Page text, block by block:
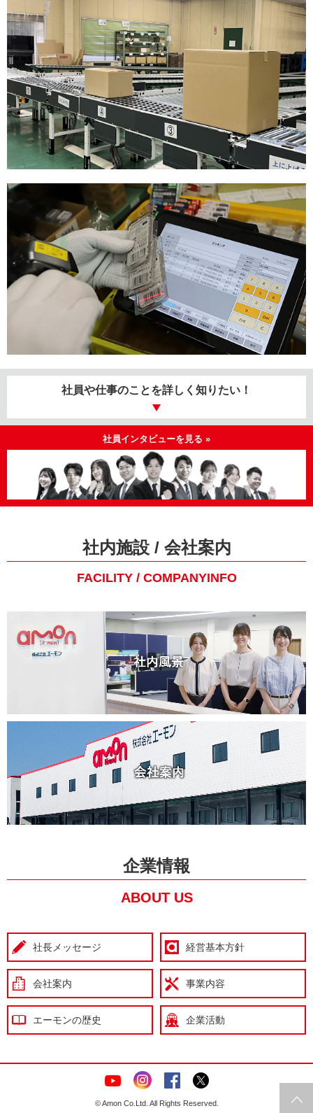
社員や仕事のことを詳しく知りたい！
社員インタビューを見る »
社内施設 / 会社案内
FACILITY / COMPANYINFO
企業情報
ABOUT US
社長メッセージ 経営基本方針
会社案内 事業内容
エーモンの歴史 企業活動
© Amon Co.Ltd. All Rights Reserved.